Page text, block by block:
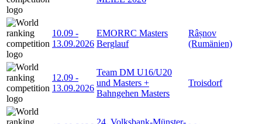
10.09 -
13.09.2026
EMORRC Masters
Berglauf
Râșnov
(Rumänien)
12.09 -
13.09.2026
Team DM U16/U20
und Masters +
Bahngehen Masters
Troisdorf